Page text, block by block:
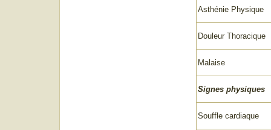
Asthénie Physique
Douleur Thoracique
Malaise
Signes physiques
Souffle cardiaque